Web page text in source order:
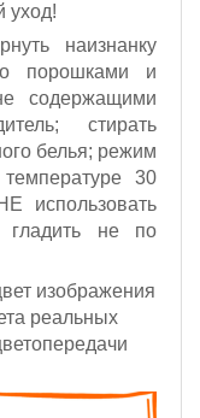
уход!
наизнанку
порошками и
содержащими
стирать
белья; режим
30
использовать
гладить не по
изображения
реальных